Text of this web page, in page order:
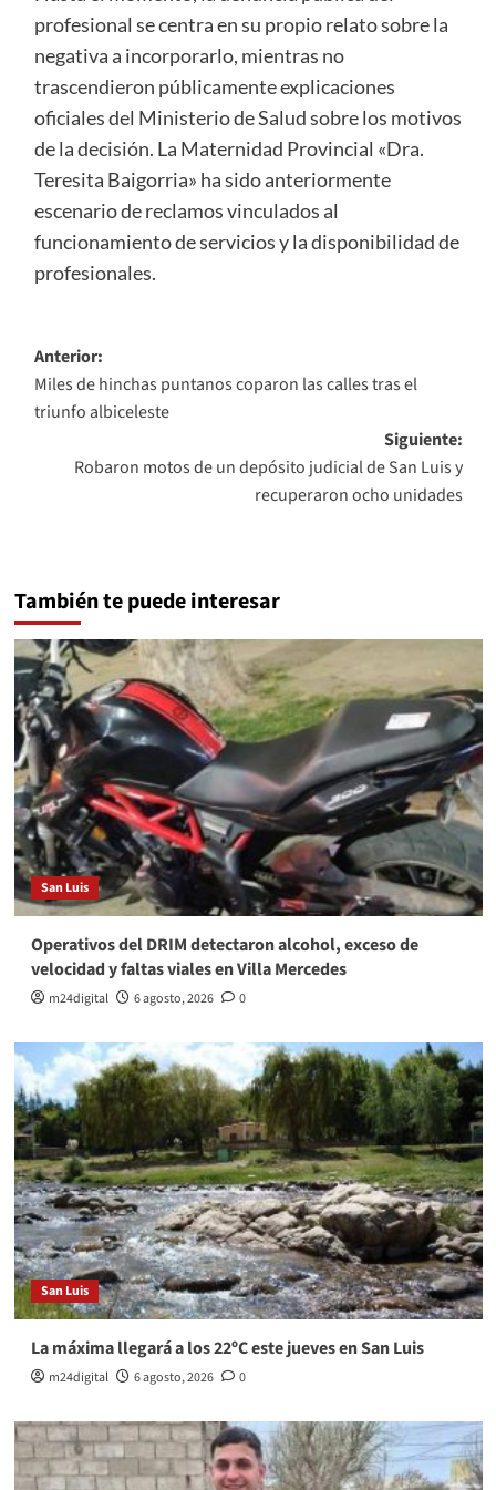
profesional se centra en su propio relato sobre la
negativa a incorporarlo, mientras no
trascendieron públicamente explicaciones
oficiales del Ministerio de Salud sobre los motivos
de la decisión. La Maternidad Provincial «Dra.
Teresita Baigorria» ha sido anteriormente
escenario de reclamos vinculados al
funcionamiento de servicios y la disponibilidad de
profesionales.
Navegación
de
entradas
Anterior:
Miles de hinchas puntanos coparon las calles tras el
triunfo albiceleste
Siguiente:
Robaron motos de un depósito judicial de San Luis y
recuperaron ocho unidades
También te puede interesar
San Luis
Operativos del DRIM detectaron alcohol, exceso de
velocidad y faltas viales en Villa Mercedes
m24digital 6 agosto, 2026 0
San Luis
La máxima llegará a los 22ºC este jueves en San Luis
m24digital 6 agosto, 2026 0